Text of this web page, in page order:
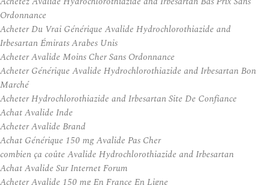
Ordonnance
Acheter Du Vrai Générique Avalide Hydrochlorothiazide and
Irbesartan Émirats Arabes Unis
Acheter Avalide Moins Cher Sans Ordonnance
Acheter Générique Avalide Hydrochlorothiazide and Irbesartan Bon
Marché
Acheter Hydrochlorothiazide and Irbesartan Site De Confiance
Achat Avalide Inde
Acheter Avalide Brand
Achat Générique 150 mg Avalide Pas Cher
combien ça coûte Avalide Hydrochlorothiazide and Irbesartan
Achat Avalide Sur Internet Forum